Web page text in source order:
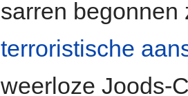
sarren begonnen
terroristische
weerloze Joods-